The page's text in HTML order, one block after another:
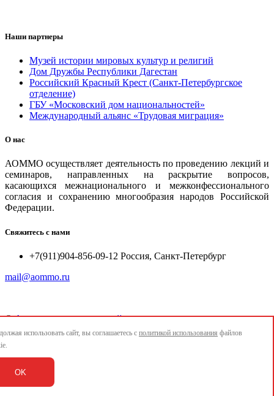
Наши партнеры
Музей истории мировых культур и религий
Дом Дружбы Республики Дагестан
Российский Красный Крест (Санкт-Петербургское
отделение)
ГБУ «Московский дом национальностей»
Международный альянс «Трудовая миграция»
О нас
АОММО осуществляет деятельность по проведению лекций и
семинаров, направленных на раскрытие вопросов,
касающихся межнационального и межконфессионального
согласия и сохранению многообразия народов Российской
Федерации.
Свяжитесь с нами
+7(911)904-856-09-12 Россия, Санкт-Петербург
mail@aommo.ru
© Ассоциация организаций по реализации национальных
проектов и достижению национальных целей развития
mail@aommo.ru
использовать сайт, вы соглашаетесь с политикой использования файлов
OK